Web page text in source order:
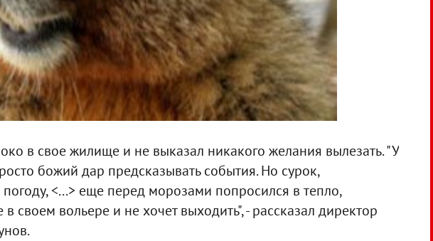
в свое жилище и не выказал никакого желания вылезать. "У
божий дар предсказывать события. Но сурок,
<...> еще перед морозами попросился в тепло,
в своем вольере и не хочет выходить", - рассказал директор